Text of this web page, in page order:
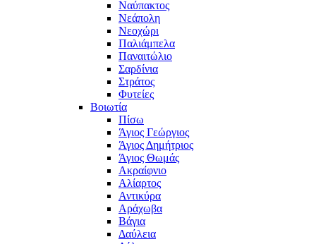
Ναύπακτος
Νεάπολη
Νεοχώρι
Παλιάμπελα
Παναιτώλιο
Σαρδίνια
Στράτος
Φυτείες
Βοιωτία
Πίσω
Άγιος Γεώργιος
Άγιος Δημήτριος
Άγιος Θωμάς
Ακραίφνιο
Αλίαρτος
Αντικύρα
Αράχωβα
Βάγια
Δαύλεια